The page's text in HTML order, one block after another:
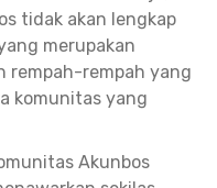
tidak akan lengkap
merupakan
rempah-rempah yang
komunitas yang
Akunbos